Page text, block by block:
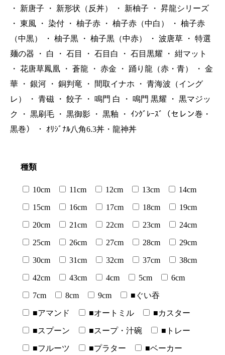
・
新唐子 ・ 新形状（反丼） ・ 新柚子 ・ 昇龍シリーズ
・ 東風 ・ 染付 ・ 柚子赤 ・ 柚子赤（中白） ・ 柚子赤
（中黒）
・ 柚子黒 ・ 柚子黒（中赤） ・ 波唐草 ・ 特選
麺の器
・ 白 ・ 石目 ・ 石目白 ・ 石目黒耀 ・ 紺マット
・ 花唐草鳳凰 ・ 蒼龍 ・ 赤金 ・ 踊り龍（赤・青） ・ 金
華
・ 銀河 ・ 銅判竜 ・ 間取イナホ ・ 青海波（イング
レ）
・ 青磁 ・ 餃子 ・ 鳴門 白 ・ 鳴門 黒耀 ・ 黒マジッ
ク
・ 黒刷毛 ・ 黒御影 ・ 黒釉 ・
ｲﾝｸﾞﾚｰｽﾞ（セレン巻・
黒巻）
・ ｵﾘｼﾞﾅﾙ八角6.3丼・龍神丼
種類
10cm 11cm 12cm 13cm 14cm
15cm 16cm 17cm 18cm 19cm
20cm 21cm 22cm 23cm 24cm
25cm 26cm 27cm 28cm 29cm
30cm 31cm 32cm 37cm 38cm
42cm 43cm 4cm 5cm 6cm
7cm 8cm 9cm ■ぐい吞
■アマンド ■オートミル ■カスター
■スプーン ■スープ・汁碗 ■トレー
■フルーツ ■プラター ■ベーカー